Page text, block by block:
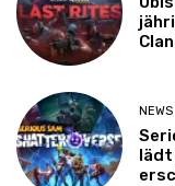
NEWS
lädt